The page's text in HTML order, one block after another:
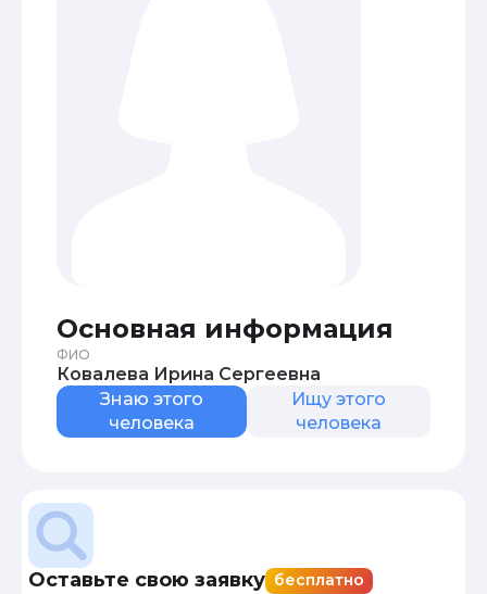
Основная информация
ФИО
Ковалева Ирина Сергеевна
Знаю этого
человека
Ищу этого
человека
Оставьте свою заявку бесплатно